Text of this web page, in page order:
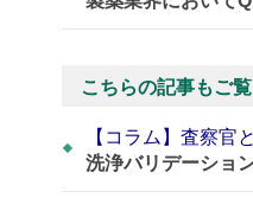
こちらの記事もご
【コラム】査察官
洗浄バリデーショ